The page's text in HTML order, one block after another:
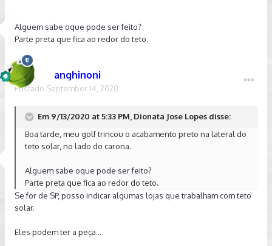
Alguem sabe oque pode ser feito?
Parte preta que fica ao redor do teto.
anghinoni
Postado September 14, 2020
Em 9/13/2020 at 5:33 PM, Dionata Jose Lopes disse:
Boa tarde, meu golf trincou o acabamento preto na lateral do
teto solar, no lado do carona.
Alguem sabe oque pode ser feito?
Parte preta que fica ao redor do teto.
Se for de SP, posso indicar algumas lojas que trabalham com teto
solar.
Eles podem ter a peça...